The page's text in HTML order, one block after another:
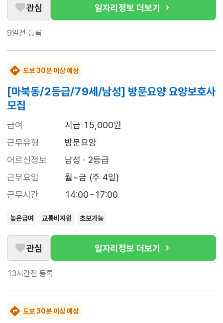
관심 일자리정보 더보기
9일전 등록
도보 30분 이상 예상
[마북동/2등급/79세/남성] 방문요양 요양보호사
모집
급여
시급 15,000원
근무유형
방문요양
어르신정보
남성 · 2등급
근무요일
월~금 (주 4일)
근무시간
14:00~17:00
높은급여 교통비지원 초보가능
관심 일자리정보 더보기
13시간전 등록
도보 30분 이상 예상